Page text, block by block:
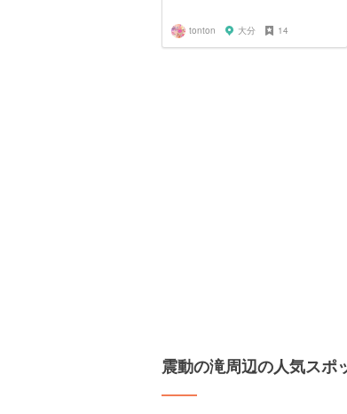
tonton 大分 14
震動の滝周辺の人気スポ